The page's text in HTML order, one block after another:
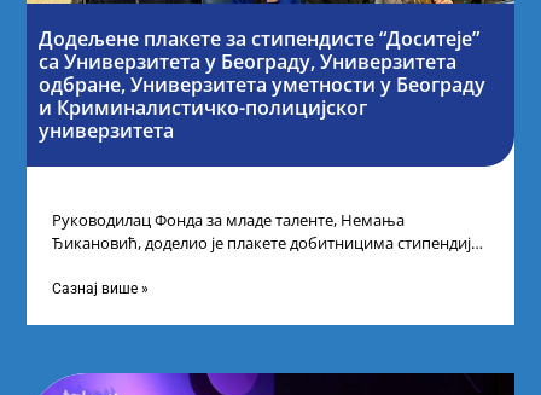
Додељене плакете за стипендисте “Доситеје”
са Универзитета у Београду, Универзитета
одбране, Универзитета уметности у Београду
и Криминалистичко-полицијског
универзитета
Руководилац Фонда за младе таленте, Немања
Ђикановић, доделио је плакете добитницима стипендије
технолошком парку
Сазнај више »